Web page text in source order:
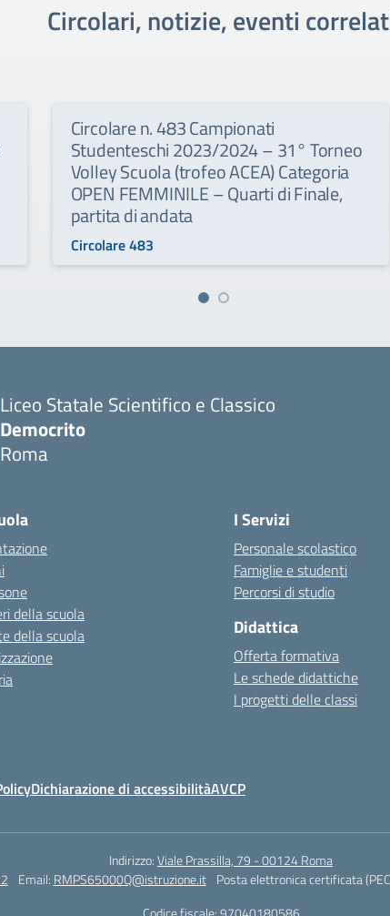
Circolari, notizie, eventi
Circolare n. 483 Campionati
Studenteschi 2023/2024 – 31° Torneo
Volley Scuola (trofeo ACEA) Categoria
OPEN FEMMINILE – Quarti di Finale,
partita di andata
Circolare 483
Liceo Statale Scientifico e Classico
Democrito
Roma
della scuola
della scuola
I Servizi
Personale scolastico
Famiglie e studenti
Percorsi di studio
Didattica
Offerta formativa
Le schede didattiche
I progetti delle classi
Dichiarazione di accessibilitàAVCP
Indirizzo:Viale Prassilla, 79 - 00124 Roma
Email: RMPS65000Q@istruzione.it Posta elettronica certificata